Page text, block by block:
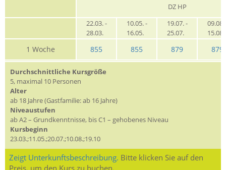
DZ HP
22.03. -
28.03.
10.05. -
16.05.
19.07. -
25.07.
09.08.
1 Woche 855 855 879 879
Durchschnittliche Kursgröße
5, maximal 10 Personen
Alter
ab 18 Jahre (Gastfamilie: ab 16 Jahre)
Niveaustufen
ab A2 – Grundkenntnisse, bis C1 – gehobenes Niveau
Kursbeginn
23.03.;11.05.;20.07.;10.08.;19.10
Zeigt Unterkunftsbeschreibung. Bitte klicken Sie auf den